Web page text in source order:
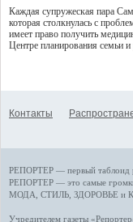
Каждая супружеская пара
которая столкнулась с
имеет право получить
Центре планирования семьи и
Контакты
РЕПОРТЕР — первый таблоид
РЕПОРТЕР — это самые
МОДА, СТИЛЬ ЗДОРОВЬЕ и
Учредителем газеты